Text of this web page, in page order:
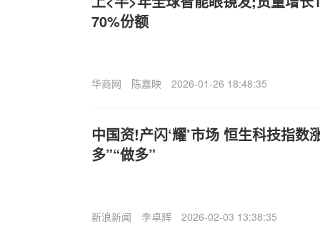
70%份额
华商网 陈嘉映 2026-01-26 18:48:35
中国资!产闪‘耀’市场 恒生科技指数
多”“做多”
新浪新闻 李卓辉 2026-02-03 13:38:35